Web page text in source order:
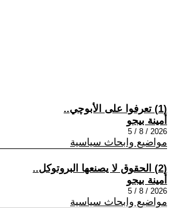
(1) تعرفوا على الأبوچي..
أمينة بيجو
2026 / 8 / 5
مواضيع وابحاث سياسية
(2) الحقوق لا يصنعها البروتوكل..
أمينة بيجو
2026 / 8 / 5
مواضيع وابحاث سياسية